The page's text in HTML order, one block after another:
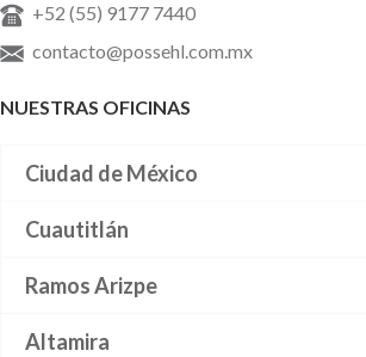
+52 (55) 9177 7440
contacto@possehl.com.mx
NUESTRAS OFICINAS
Ciudad de México
Cuautitlán
Ramos Arizpe
Altamira